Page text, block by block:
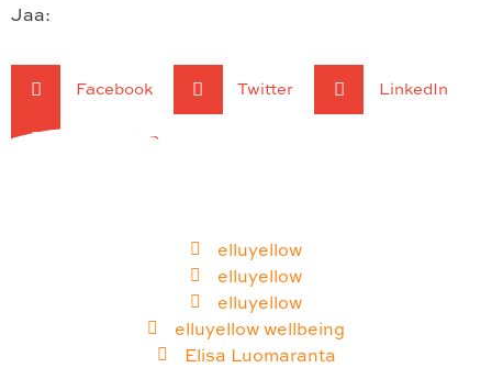
Jaa:
Facebook Twitter LinkedIn
WhatsApp
elluyellow
elluyellow
elluyellow
elluyellow wellbeing
Elisa Luomaranta